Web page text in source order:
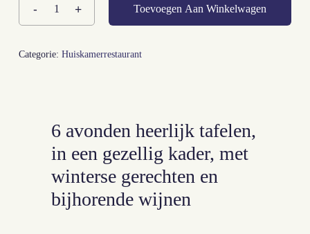
Toevoegen Aan Winkelwagen
Categorie: Huiskamerrestaurant
6 avonden heerlijk tafelen,
in een gezellig kader, met
winterse gerechten en
bijhorende wijnen